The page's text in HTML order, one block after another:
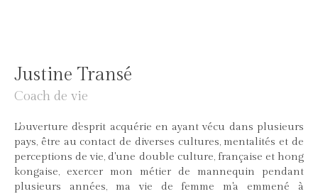
Justine Transé
Coach de vie
L'ouverture d'esprit acquérie en ayant vécu dans plusieurs
pays, être au contact de diverses cultures, mentalités et de
perceptions de vie, d'une double culture, française et hong
kongaise, exercer mon métier de mannequin pendant
plusieurs années, ma vie de femme m'a emmené à